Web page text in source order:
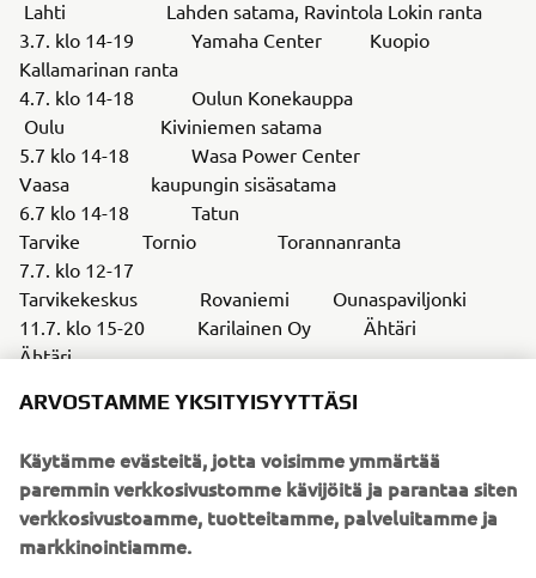
Lahti Lahden satama, Ravintola Lokin ranta
3.7. klo 14-19 Yamaha Center Kuopio
Kallamarinan ranta
4.7. klo 14-18 Oulun Konekauppa
Oulu Kiviniemen satama
5.7 klo 14-18 Wasa Power Center
Vaasa kaupungin sisäsatama
6.7 klo 14-18 Tatun
Tarvike Tornio Torannanranta
7.7. klo 12-17
Tarvikekeskus Rovaniemi Ounaspaviljonki
11.7. klo 15-20 Karilainen Oy Ähtäri
Ähtäri
vahvistetaan myöhemmin
Turku Raision venesatama,
Hahdenniementie
26.7. klo 14-18 Yamaha Center Helsinki
vahvistetaan myöhemmin
ARVOSTAMME YKSITYISYYTTÄSI
Käytämme evästeitä, jotta voisimme ymmärtää
paremmin verkkosivustomme kävijöitä ja parantaa siten
verkkosivustoamme, tuotteitamme, palveluitamme ja
markkinointiamme.